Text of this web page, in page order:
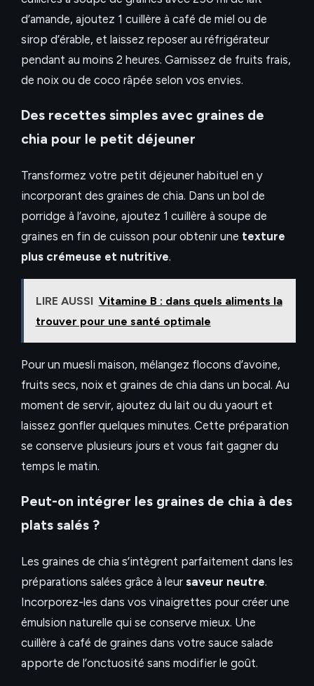
d’amande, ajoutez 1 cuillère à café de miel ou de
sirop d’érable, et laissez reposer au réfrigérateur
pendant au moins 2 heures. Garnissez de fruits frais,
de noix ou de coco râpée selon vos envies.
Des recettes simples avec graines de
chia pour le petit déjeuner
Transformez votre petit déjeuner habituel en y
incorporant des graines de chia. Dans un bol de
porridge à l’avoine, ajoutez 1 cuillère à soupe de
graines en fin de cuisson pour obtenir une texture
plus crémeuse et nutritive.
LIRE AUSSI Vitamine B : dans quels aliments la
trouver pour une santé optimale
Pour un muesli maison, mélangez flocons d’avoine,
fruits secs, noix et graines de chia dans un bocal. Au
moment de servir, ajoutez du lait ou du yaourt et
laissez gonfler quelques minutes. Cette préparation
se conserve plusieurs jours et vous fait gagner du
temps le matin.
Peut-on intégrer les graines de chia à des
plats salés ?
Les graines de chia s’intègrent parfaitement dans les
préparations salées grâce à leur saveur neutre.
Incorporez-les dans vos vinaigrettes pour créer une
émulsion naturelle qui se conserve mieux. Une
cuillère à café de graines dans votre sauce salade
apporte de l’onctuosité sans modifier le goût.